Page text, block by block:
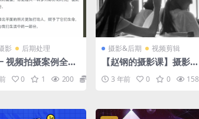
影 后期处理
视频拍摄案例全拆
0 1 200 29.9
摄影&后期 视频剪辑
【赵钢的摄影课】摄影基
3 年前 0 0 158